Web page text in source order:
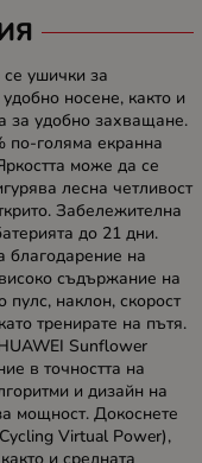
ушички за
носене, както и
за удобно захващане.
по-голяма екранна
може да се
лесна четливост
Забележителна
до 21 дни.
благодарение на
съдържание на
наклон, скорост
тренирате на пътя.
Sunflower
в точността на
и дизайн на
мощност. Докоснете
Virtual Power),